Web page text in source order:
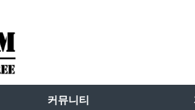
커뮤니티